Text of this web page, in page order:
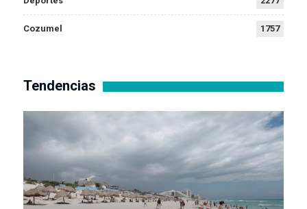
Cozumel 1757
Tendencias